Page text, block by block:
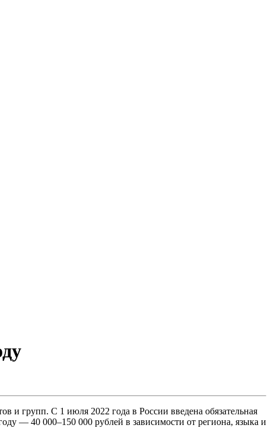
и групп. С 1 июля 2022 года в России введена обязательная
— 40 000–150 000 рублей в зависимости от региона, языка и